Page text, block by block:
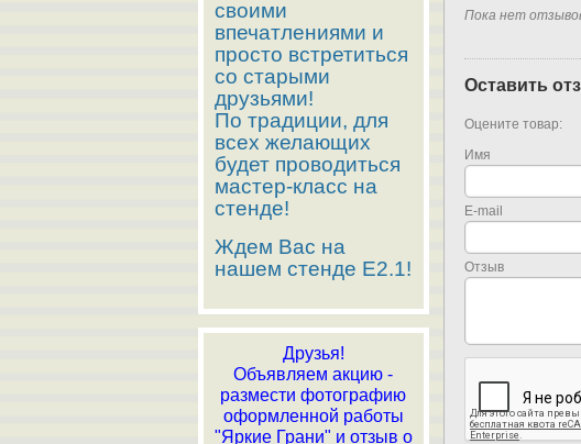
Пока нет
Оставить
Оцените товар:
Имя
E-mail
Отзыв
своими
впечатлениями и
просто встретиться
со старыми
друзьями!
По традиции, для
всех желающих
будет проводиться
мастер-класс на
стенде!
Ждем Вас на
нашем стенде E2.1!
Друзья!
Объявляем акцию -
размести фотографию
оформленной работы
"Яркие Грани" и отзыв о